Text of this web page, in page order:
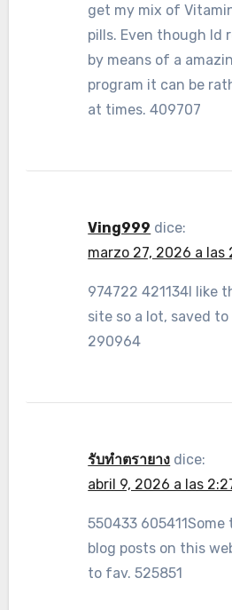
get my mix of
pills. Even though Id
by means of a
program it can be
at times. 409707
Ving999 dice:
marzo 27, 2026 a las
974722 421134I like
site so a lot, saved
290964
รับทำตรายาง dice:
abril 9, 2026 a las
550433
blog posts on this
to fav. 525851